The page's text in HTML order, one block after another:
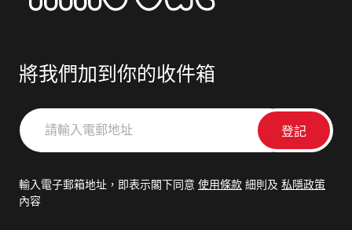
將我們加到你的收件箱
請
輸
郵
輸入電子郵箱地址，即表示閣下同意 使用條款 細則及 私隱政策
內容